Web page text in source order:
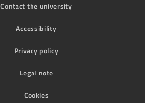
Contact the university
Accessibility
Privacy policy
Legal note
Cookies